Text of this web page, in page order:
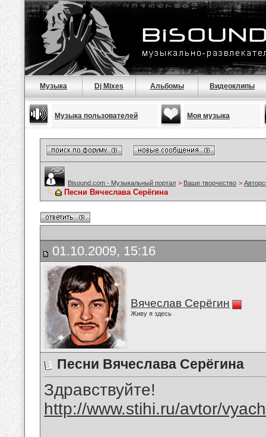
Музыка Dj Mixes Альбомы Видеоклипы
Музыка пользователей Моя музыка
Bisound.com - Музыкальный портал > Ваше творчество >
Песни Вячеслава Серёгина
01.10.2009, 15:16
Вячеслав Серёгин
Живу я здесь
Песни Вячеслава Серёгина
Здравствуйте!
http://www.stihi.ru/avtor/